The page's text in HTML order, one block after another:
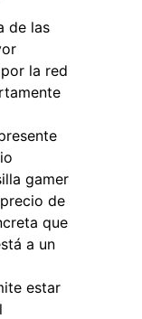
de las
la red
gamer
de
que
a un
estar